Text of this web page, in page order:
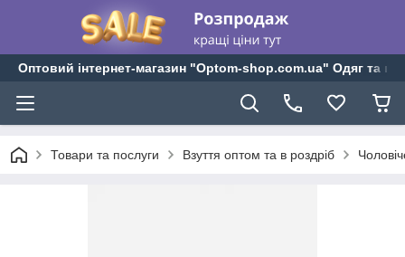
Оптовий інтернет-магазин "Optom-shop.com.ua" Одяг та
Товари та послуги Взуття оптом та в роздріб